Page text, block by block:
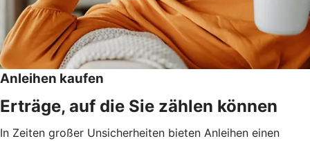
Anleihen kaufen
Erträge, auf die Sie zählen können
In Zeiten großer Unsicherheiten bieten Anleihen einen